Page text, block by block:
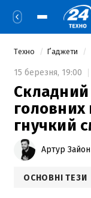
Техно Ґаджети
15 березня, 19:00
Складний
гнучкий
Артур
ОСНОВНІ ТЕЗИ